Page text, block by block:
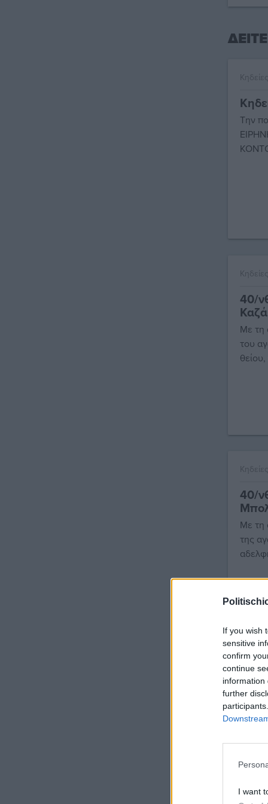
If you wish
sensitive
confirm
continue
information
further
I want
Την
40/
Με τη
του
40/
Με τη
της
Την